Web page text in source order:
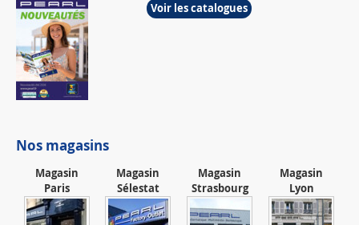
Voir les catalogues
Nos magasins
Magasin
Paris
Magasin
Sélestat
Magasin
Strasbourg
Magasin
Lyon